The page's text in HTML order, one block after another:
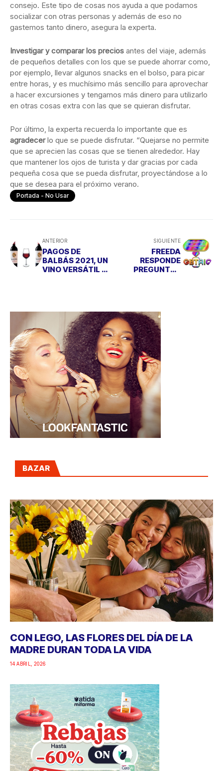
consejo. Este tipo de cosas nos ayuda a que podamos
socializar con otras personas y además de eso no
gastemos tanto dinero, asegura la experta.
Investigar y comparar los precios antes del viaje, además
de pequeños detalles con los que se puede ahorrar como,
por ejemplo, llevar algunos snacks en el bolso, para picar
entre horas, y es muchísimo más sencillo para aprovechar
a hacer excursiones y tengamos más dinero para utilizarlo
en otras cosas extra con las que se quieran disfrutar.
Por último, la experta recuerda lo importante que es
agradecerlo que se puede disfrutar. “Quejarse no permite
que se aprecien las cosas que se tienen alrededor. Hay
que mantener los ojos de turista y dar gracias por cada
pequeña cosa que se pueda disfrutar, proyectándose a lo
que se desea para el próximo verano.
Portada - No Usar
ANTERIOR
PAGOS DE
BALBÁS 2021, UN
VINO VERSÁTIL Y
SIGUIENTE
FREEDA
RESPONDE
PREGUNTAS
BAZAR
CON LEGO, LAS FLORES DEL DÍA DE LA
MADRE DURAN TODA LA VIDA
14 ABRIL, 2026